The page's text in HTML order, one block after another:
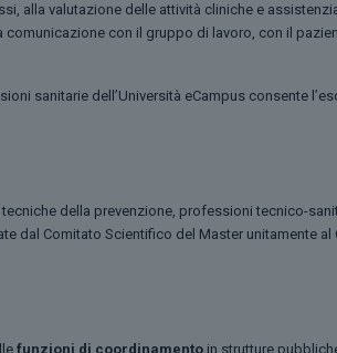
alla valutazione delle attività cliniche e
con il gruppo di lavoro, con il
sanitarie dell’Università eCampus consente
della prevenzione, professioni tecnico-
dal Comitato Scientifico del Master unitamente al
funzioni di coordinamento in strutture